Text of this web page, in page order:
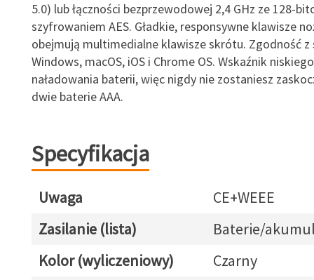
5.0) lub łączności bezprzewodowej 2,4 GHz ze 128-
szyfrowaniem AES. Gładkie, responsywne klawisze
obejmują multimedialne klawisze skrótu. Zgodność
Windows, macOS, iOS i Chrome OS. Wskaźnik
naładowania baterii, więc nigdy nie zostaniesz
dwie baterie AAA.
Specyfikacja
Uwaga
CE+WEEE
Zasilanie (lista)
Baterie/
Kolor (wyliczeniowy)
Czarny